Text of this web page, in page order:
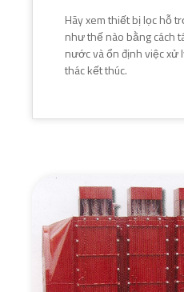
Hãy xem thiết bị lọc hỗ
như thế nào bằng cách
nước và ổn định việc xử
thác kết thúc.